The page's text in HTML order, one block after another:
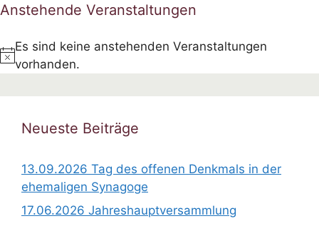
Anstehende Veranstaltungen
H
n
Es sind keine anstehenden Veranstaltungen
vorhanden.
Neueste Beiträge
13.09.2026 Tag des offenen Denkmals in der
ehemaligen Synagoge
17.06.2026 Jahreshauptversammlung